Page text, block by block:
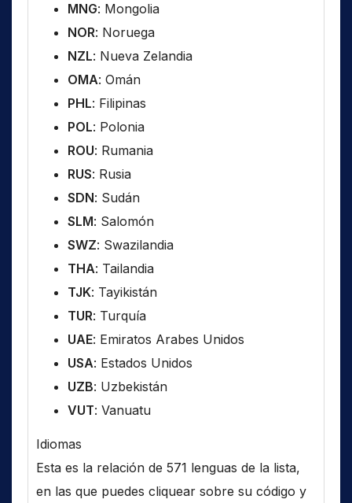
MNG: Mongolia
NOR: Noruega
NZL: Nueva Zelandia
OMA: Omán
PHL: Filipinas
POL: Polonia
ROU: Rumania
RUS: Rusia
SDN: Sudán
SLM: Salomón
SWZ: Swazilandia
THA: Tailandia
TJK: Tayikistán
TUR: Turquía
UAE: Emiratos Arabes Unidos
USA: Estados Unidos
UZB: Uzbekistán
VUT: Vanuatu
Idiomas
Esta es la relación de 571 lenguas de la lista,
en las que puedes cliquear sobre su código y